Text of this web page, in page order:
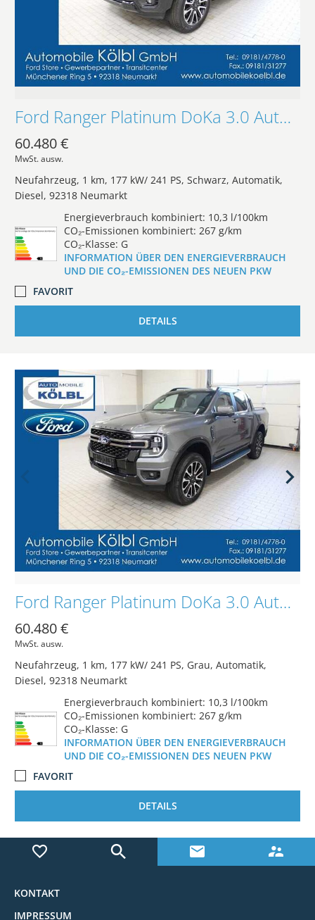
Ford Ranger Platinum DoKa 3.0 Auto, EL.ROLLO/AHK/iACC
60.480 €
MwSt. ausw.
Neufahrzeug 1 km 177 kW/ 241 PS Schwarz Automatik
Diesel 92318 Neumarkt
Energieverbrauch kombiniert: 10,3 l/100km
CO₂-Emissionen kombiniert: 267 g/km
CO₂-Klasse: G
INFORMATION ÜBER DEN ENERGIEVERBRAUCH
UND DIE CO₂-EMISSIONEN DES NEUEN PKW
FAVORIT
DETAILS
Ford Ranger Platinum DoKa 3.0 Auto, EL.ROLLO/AHK/iACC
60.480 €
MwSt. ausw.
Neufahrzeug 1 km 177 kW/ 241 PS Grau Automatik
Diesel 92318 Neumarkt
Energieverbrauch kombiniert: 10,3 l/100km
CO₂-Emissionen kombiniert: 267 g/km
CO₂-Klasse: G
INFORMATION ÜBER DEN ENERGIEVERBRAUCH
UND DIE CO₂-EMISSIONEN DES NEUEN PKW
FAVORIT
DETAILS
KONTAKT
IMPRESSUM